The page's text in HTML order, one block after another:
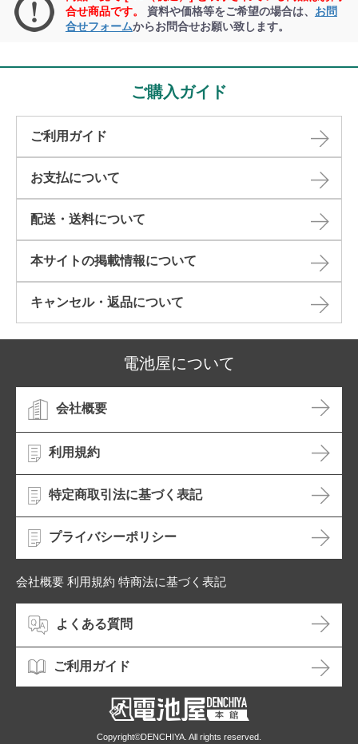
合せ商品です。
資料や価格等をご希望の場合は、 お問
合せフォームからお問合せお願い致します。
ご購入ガイド
ご利用ガイド
お支払について
配送・送料について
本サイトの掲載情報について​
キャンセル・返品について​
電池屋について
会社概要
利用規約
特定商取引法に基づく表記
プライバシーポリシー
会社概要 利用規約 特商法に基づく表記
よくある質問
ご利用ガイド
Copyright©DENCHIYA. All rights reserved.